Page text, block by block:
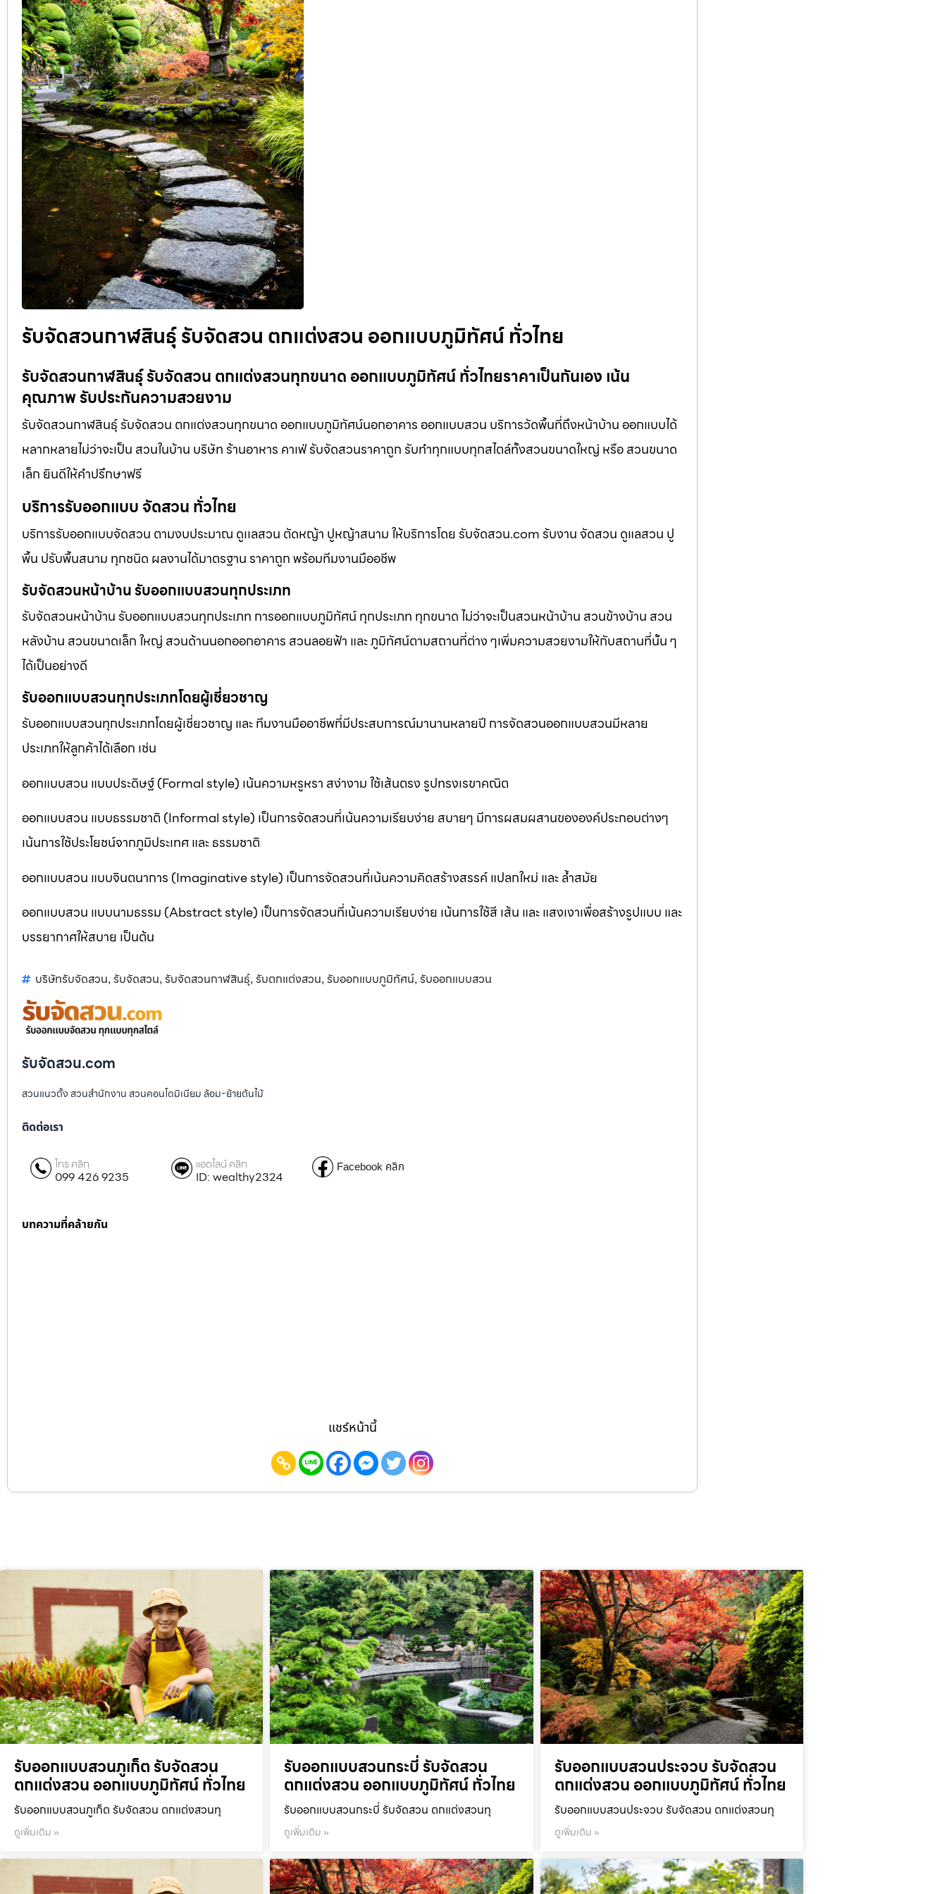
รับจัดสวนกาฬสินธุ์ รับจัดสวน ตกแต่งสวน ออกแบบภูมิทัศน์ ทั่วไทย
รับจัดสวนกาฬสินธุ์ รับจัดสวน ตกแต่งสวนทุกขนาด ออกแบบภูมิทัศน์ ทั่วไทยราคาเป็นกันเอง เน้น
คุณภาพ รับประกันความสวยงาม
รับจัดสวนกาฬสินธุ์ รับจัดสวน ตกแต่งสวนทุกขนาด ออกแบบภูมิทัศน์นอกอาคาร ออกแบบสวน บริการวัดพื้นที่ถึงหน้าบ้าน ออกแบบได้
หลากหลายไม่ว่าจะเป็น สวนในบ้าน บริษัท ร้านอาหาร คาเฟ่ รับจัดสวนราคาถูก รับทำทุกแบบทุกสไตล์ทั้งสวนขนาดใหญ่ หรือ สวนขนาด
เล็ก ยินดีให้คำปรึกษาฟรี
บริการรับออกแบบ จัดสวน ทั่วไทย
บริการรับออกแบบจัดสวน ตามงบประมาณ ดูเเลสวน ตัดหญ้า ปูหญ้าสนาม ให้บริการโดย รับจัดสวน.com รับงาน จัดสวน ดูแลสวน ปู
พื้น ปรับพื้นสนาม ทุกชนิด ผลงานได้มาตรฐาน ราคาถูก พร้อมทีมงานมืออชีพ
รับจัดสวนหน้าบ้าน รับออกแบบสวนทุกประเภท
รับจัดสวนหน้าบ้าน รับออกแบบสวนทุกประเภท การออกแบบภูมิทัศน์ ทุกประเภท ทุกขนาด ไม่ว่าจะเป็นสวนหน้าบ้าน สวนข้างบ้าน สวน
หลังบ้าน สวนขนาดเล็ก ใหญ่ สวนด้านนอกออกอาคาร สวนลอยฟ้า และ ภูมิทัศน์ตามสถานที่ต่าง ๆเพิ่มความสวยงามให้กับสถานที่นั้น ๆ
ได้เป็นอย่างดี
รับออกแบบสวนทุกประเภทโดยผู้เชี่ยวชาญ
รับออกแบบสวนทุกประเภทโดยผู้เชี่ยวชาญ และ ทีมงานมืออาชีพที่มีประสบการณ์มานานหลายปี การจัดสวนออกแบบสวนมีหลาย
ประเภทให้ลูกค้าได้เลือก เช่น
ออกแบบสวน แบบประดิษฐ์ (Formal style) เน้นความหรูหรา สง่างาม ใช้เส้นตรง รูปทรงเรขาคณิต
ออกแบบสวน แบบธรรมชาติ (Informal style) เป็นการจัดสวนที่เน้นความเรียบง่าย สบายๆ มีการผสมผสานขององค์ประกอบต่างๆ
เน้นการใช้ประโยชน์จากภูมิประเทศ และ ธรรมชาติ
ออกแบบสวน แบบจินตนาการ (Imaginative style) เป็นการจัดสวนที่เน้นความคิดสร้างสรรค์ แปลกใหม่ และ ล้ำสมัย
ออกแบบสวน แบบนามธรรม (Abstract style) เป็นการจัดสวนที่เน้นความเรียบง่าย เน้นการใช้สี เส้น และ แสงเงาเพื่อสร้างรูปแบบ และ
บรรยากาศให้สบาย เป็นต้น
บริษัทรับจัดสวน, รับจัดสวน, รับจัดสวนกาฬสินธุ์, รับตกแต่งสวน, รับออกแบบภูมิทัศน์, รับออกแบบสวน
รับจัดสวน.com
สวนแนวตั้ง สวนสำนักงาน สวนคอนโดมิเนียม ล้อม-ย้ายต้นไม้
ติดต่อเรา
โทร คลิก
099 426 9235
แอดไลน์ คลิก
ID: wealthy2324
Facebook คลิก
บทความที่คล้ายกัน
แชร์หน้านี้
รับออกแบบสวนภูเก็ต รับจัดสวน
ตกแต่งสวน ออกแบบภูมิทัศน์ ทั่วไทย
รับออกแบบสวนภูเก็ต รับจัดสวน ตกแต่งสวนทุ
ดูเพิ่มเติม »
รับออกแบบสวนกระบี่ รับจัดสวน
ตกแต่งสวน ออกแบบภูมิทัศน์ ทั่วไทย
รับออกแบบสวนกระบี่ รับจัดสวน ตกแต่งสวนทุ
ดูเพิ่มเติม »
รับออกแบบสวนประจวบ รับจัดสวน
ตกแต่งสวน ออกแบบภูมิทัศน์ ทั่วไทย
รับออกแบบสวนประจวบ รับจัดสวน ตกแต่งสวนทุ
ดูเพิ่มเติม »